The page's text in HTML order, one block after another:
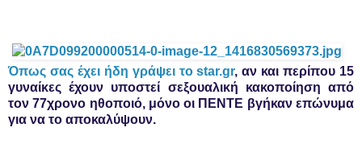
Όπως σας έχει ήδη γράψει το star.gr, αν και περίπου 15
γυναίκες έχουν υποστεί σεξουαλική κακοποίηση από
τον 77χρονο ηθοποιό, μόνο οι ΠΕΝΤΕ βγήκαν επώνυμα
για να το αποκαλύψουν.